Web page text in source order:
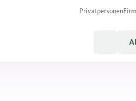
Privatpersonen